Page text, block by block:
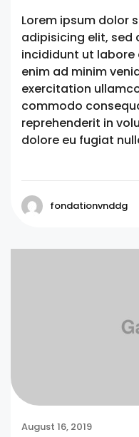
Lorem ipsum dolor
adipisicing elit, sed
incididunt ut labore
enim ad minim
exercitation
commodo
reprehenderit in
dolore eu fugiat
fondationvnddg
August 16, 2019